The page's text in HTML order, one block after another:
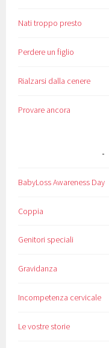
Nati troppo presto
Perdere un figlio
Rialzarsi dalla cenere
Provare ancora
BabyLoss Awareness Day
Coppia
Genitori speciali
Gravidanza
Incompetenza cervicale
Le vostre storie